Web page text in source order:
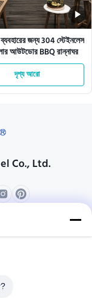
জন্য 304 স্টেইনলেস
আউটডোর BBQ রান্নাঘর
দৃশ্য আরো
Co., Ltd.